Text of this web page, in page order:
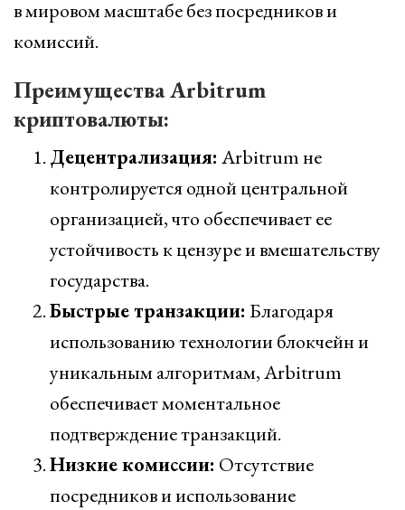
в мировом масштабе без посредников и
комиссий.
Преимущества Arbitrum
криптовалюты:
Децентрализация: Arbitrum не
контролируется одной центральной
организацией, что обеспечивает ее
устойчивость к цензуре и вмешательству
государства.
Быстрые транзакции: Благодаря
использованию технологии блокчейн и
уникальным алгоритмам, Arbitrum
обеспечивает моментальное
подтверждение транзакций.
Низкие комиссии: Отсутствие
посредников и использование